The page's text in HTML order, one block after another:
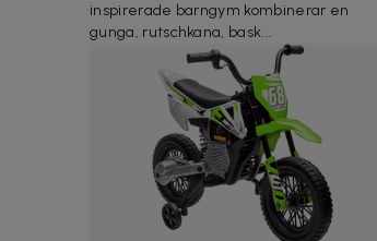
inspirerade barngym kombinerar en
gunga, rutschkana, bask...